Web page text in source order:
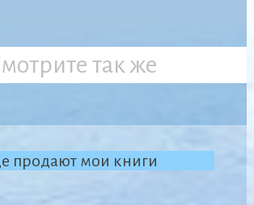
так же
продают мои книги